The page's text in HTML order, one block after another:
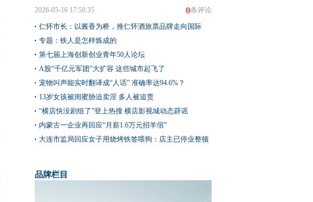
0条评论
2026-05-16 17:58:35
仁怀市长：以酱香为桥，推仁怀酒旅票品牌走向国际
专题：铁人是怎样炼成的
第七届上海创新创业青年50人论坛
A股“千亿元军团”大扩容 这些城市起飞了
宠物叫声能实时翻译成“人话” 准确率达94.6%？
13岁女孩被闺蜜胁迫卖淫 多人被追责
“横店快没剧组了”登上热搜 横店影视城动态辟谣
内蒙古一企业再回应“月薪1.6万元招羊倌”
大连市监局回应女子用烧烤铁签喂狗：店主已停业整顿
品牌栏目